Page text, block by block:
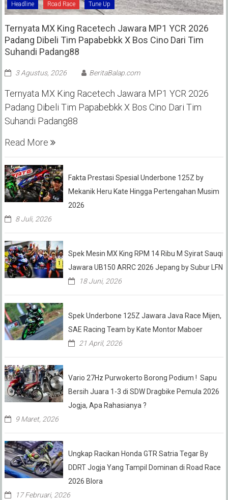
Headline Road Race Tune Up
Ternyata MX King Racetech Jawara MP1 YCR 2026
Padang Dibeli Tim Papabebkk X Bos Cino Dari Tim
Suhandi Padang88
3 Agustus, 2026 BeritaBalap.com
Ternyata MX King Racetech Jawara MP1 YCR 2026
Padang Dibeli Tim Papabebkk X Bos Cino Dari Tim
Suhandi Padang88
Read More
Fakta Prestasi Spesial Underbone 125Z by
Mekanik Heru Kate Hingga Pertengahan Musim
2026
8 Juli, 2026
Spek Mesin MX King RPM 14 Ribu M Syirat Sauqi
Jawara UB150 ARRC 2026 Jepang by Subur LFN
18 Juni, 2026
Spek Underbone 125Z Jawara Java Race Mijen,
SAE Racing Team by Kate Montor Maboer
21 April, 2026
Vario 27Hz Purwokerto Borong Podium ! Sapu
Bersih Juara 1-3 di SDW Dragbike Pemula 2026
Jogja, Apa Rahasianya ?
9 Maret, 2026
Ungkap Racikan Honda GTR Satria Tegar By
DDRT Jogja Yang Tampil Dominan di Road Race
2026 Blora
17 Februari, 2026